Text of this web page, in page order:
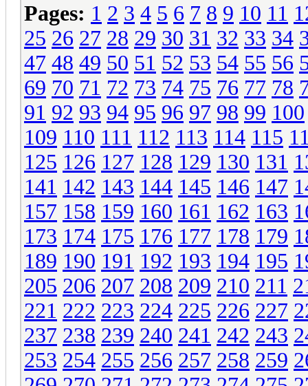
Pages: 1 2 3 4 5 6 7 8 9 10 11
25 26 27 28 29 30 31 32 33 34
47 48 49 50 51 52 53 54 55 56
69 70 71 72 73 74 75 76 77 78
91 92 93 94 95 96 97 98 99 100
109 110 111 112 113 114 115
125 126 127 128 129 130 131
141 142 143 144 145 146 147
157 158 159 160 161 162 163
173 174 175 176 177 178 179
189 190 191 192 193 194 195
205 206 207 208 209 210 211
221 222 223 224 225 226 227
237 238 239 240 241 242 243
253 254 255 256 257 258 259